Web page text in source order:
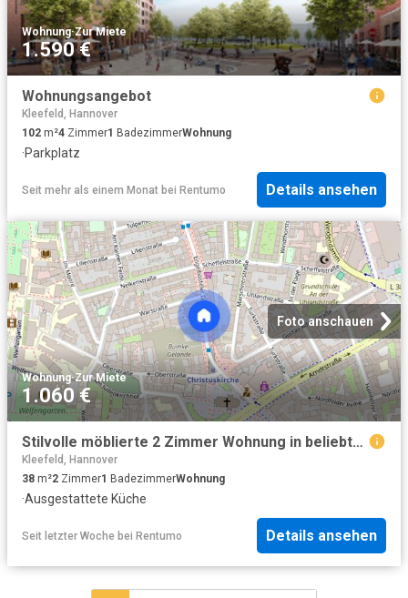
Wohnung·Zur Miete
1.590 €
Wohnungsangebot
Kleefeld, Hannover
102 m²4 Zimmer1 BadezimmerWohnung
·Parkplatz
Seit mehr als einem Monat bei Rentumo Details ansehen
Foto anschauen
Wohnung·Zur Miete
1.060 €
Stilvolle möblierte 2 Zimmer Wohnung in beliebter Nordstadtlage
Kleefeld, Hannover
38 m²2 Zimmer1 BadezimmerWohnung
·Ausgestattete Küche
Seit letzter Woche bei Rentumo Details ansehen